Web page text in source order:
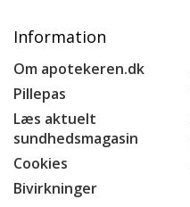
Information
Om apotekeren.dk
Pillepas
Læs aktuelt
sundhedsmagasin
Cookies
Bivirkninger